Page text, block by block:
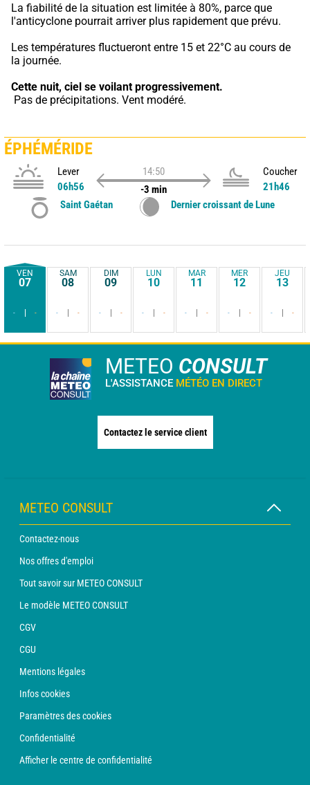
La fiabilité de la situation est limitée à 80%, parce que
l'anticyclone pourrait arriver plus rapidement que prévu.
Les températures fluctueront entre 15 et 22°C au cours de
la journée.
Cette nuit, ciel se voilant progressivement.
Pas de précipitations. Vent modéré.
ÉPHÉMÉRIDE
Lever
06h56
14:50
-3 min
Coucher
21h46
Saint Gaétan
Dernier croissant de Lune
VEN
07
- -
SAM
08
- -
DIM
09
- -
LUN
10
- -
MAR
11
- -
MER
12
- -
JEU
13
- -
METEO CONSULT
L'ASSISTANCE MÉTÉO EN DIRECT
Contactez le service client
METEO CONSULT
Contactez-nous
Nos offres d'emploi
Tout savoir sur METEO CONSULT
Le modèle METEO CONSULT
CGV
CGU
Mentions légales
Infos cookies
Paramètres des cookies
Confidentialité
Afficher le centre de confidentialité